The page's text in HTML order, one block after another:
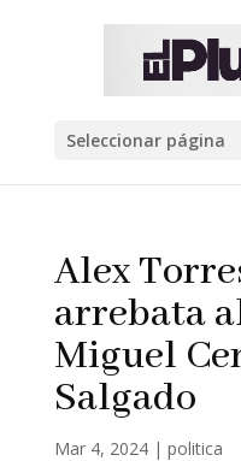
Seleccionar página
Alex
arrebata
Miguel
Salgado
Mar 4, 2024| politica